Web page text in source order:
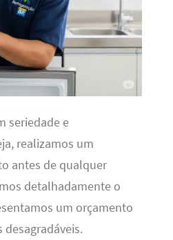
seriedade e
realizamos um
antes de qualquer
detalhadamente o
um orçamento
desagradáveis.